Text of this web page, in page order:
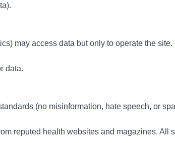
may access data but only to operate the site.
data.
(no misinformation, hate speech, or
reputed health websites and magazines.